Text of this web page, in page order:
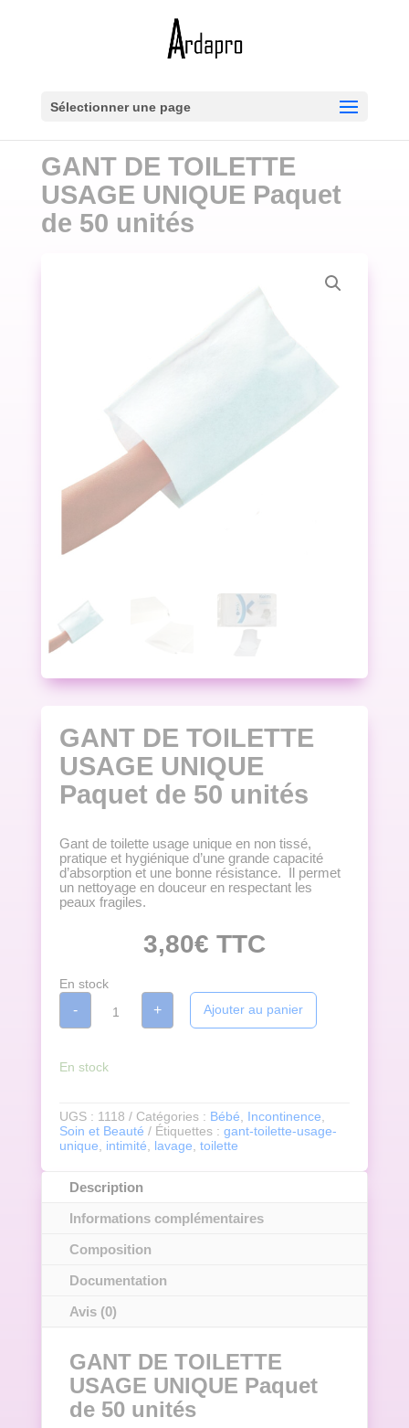
Sélectionner une page
GANT DE TOILETTE
USAGE UNIQUE Paquet
de 50 unités
GANT DE TOILETTE
USAGE UNIQUE
Paquet de 50 unités
Gant de toilette usage unique en non tissé,
pratique et hygiénique d’une grande capacité
d’absorption et une bonne résistance. Il permet
un nettoyage en douceur en respectant les
peaux fragiles.
3,80€ TTC
En stock
-
USAGE
50
unités
+ Ajouter au panier
En stock
UGS : 1118 Catégories : Bébé Incontinence
Soin et Beauté
Étiquettes : gant-toilette-usage-
unique
intimité lavage toilette
Description
Informations complémentaires
Composition
Documentation
Avis (0)
GANT DE TOILETTE
USAGE UNIQUE Paquet
de 50 unités